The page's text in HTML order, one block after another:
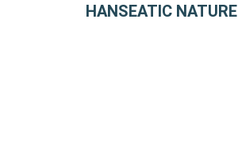
HANSEATIC NATURE